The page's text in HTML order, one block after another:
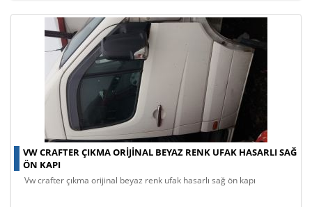
VW CRAFTER ÇIKMA ORIJINAL BEYAZ RENK UFAK HASARLI SAĞ
ÖN KAPI
vw crafter çıkma orijinal beyaz renk ufak hasarlı sağ ön kapı